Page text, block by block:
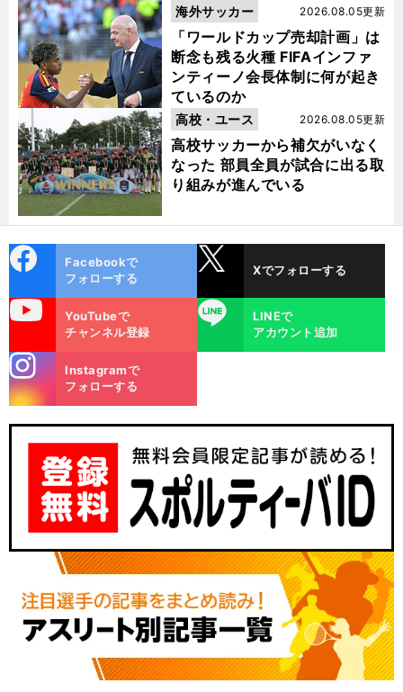
「ワールドカップ売却計画」は
断念も残る火種 FIFAインファ
ンティーノ会長体制に何が起き
ているのか
2026.08.05更新
海外サッカー
高校サッカーから補欠がいなく
なった 部員全員が試合に出る取
り組みが進んでいる
2026.08.05更新
高校・ユース
ok
Facebookで
フォローする
Xでフォローする
YouTubeで
チャンネル登録
LINE
LINEで
アカウント追加
m
Instagramで
フォローする